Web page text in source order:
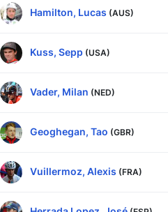
Hamilton, Lucas (AUS)
Kuss, Sepp (USA)
Vader, Milan (NED)
Geoghegan, Tao (GBR)
Vuillermoz, Alexis (FRA)